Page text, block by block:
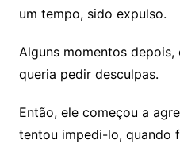
um tempo, sido expulso.
Alguns momentos
queria pedir desculpas.
Então, ele começou a
tentou impedi-lo, quando